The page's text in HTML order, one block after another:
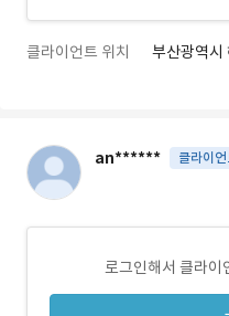
클라이언트 위치 부산광역시
an****** 클라이
로그인해서 클라이